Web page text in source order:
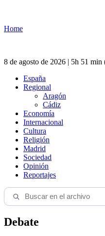
Home
8 de agosto de 2026 | 5h 51
España
Regional
Aragón
Cádiz
Economía
Internacional
Cultura
Religión
Madrid
Sociedad
Opinión
Reportajes
Debate